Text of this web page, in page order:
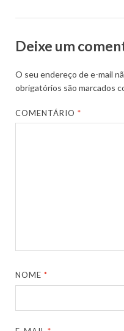
Deixe um
O seu endereço de e-mail
obrigatórios são marcados
COMENTÁRIO*
NOME*